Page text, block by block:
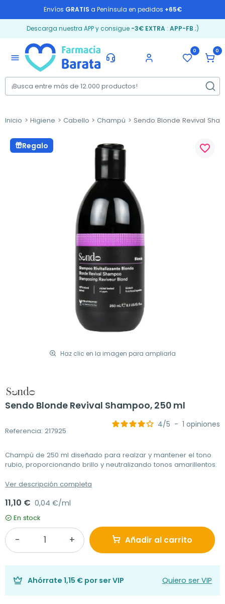
Envíos GRATIS a Península en pedidos +65€
Descarga nuestra APP y consigue -3€ EXTRA: APP-FB ;)
menu
0 0
Inicio Higiene Cabello Champú Sendo Blonde Revival
Regalo
Haz clic en la imagen para ampliarla
favorite_border
Sendo Blonde Revival Shampoo, 250 ml
Referencia: 217925
4/5 - 1 opiniones
Champú de 250 ml diseñado para realzar y mantener el tono
rubio, proporcionando brillo y neutralizando tonos amarillentos.
Ver descripción completa
11,10 € 0,04 €/ml
En stock
Añadir al carrito
Ahórrate 1,15 € por ser VIP Quiero ser VIP